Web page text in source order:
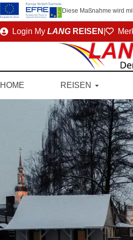
Diese Maßnahme wird
DirektLogin My LANG REISEN
HOME REISEN